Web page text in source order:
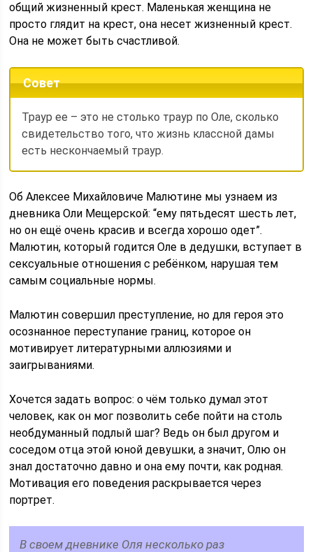
общий жизненный крест. Маленькая женщина не
просто глядит на крест, она несет жизненный крест.
Она не может быть счастливой.
Совет
Траур ее – это не столько траур по Оле, сколько
свидетельство того, что жизнь классной дамы
есть нескончаемый траур.
Об Алексее Михайловиче Малютине мы узнаем из
дневника Оли Мещерской: “ему пятьдесят шесть лет,
но он ещё очень красив и всегда хорошо одет”.
Малютин, который годится Оле в дедушки, вступает в
сексуальные отношения с ребёнком, нарушая тем
самым социальные нормы.
Малютин совершил преступление, но для героя это
осознанное переступание границ, которое он
мотивирует литературными аллюзиями и
заигрываниями.
Хочется задать вопрос: о чём только думал этот
человек, как он мог позволить себе пойти на столь
необдуманный подлый шаг? Ведь он был другом и
соседом отца этой юной девушки, а значит, Олю он
знал достаточно давно и она ему почти, как родная.
Мотивация его поведения раскрывается через
портрет.
В своем дневнике Оля несколько раз